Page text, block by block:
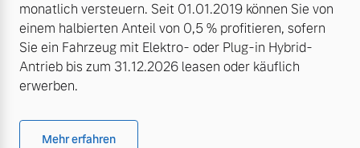
monatlich versteuern. Seit 01.01.2019 können Sie von
einem halbierten Anteil von 0,5 % profitieren, sofern
Sie ein Fahrzeug mit Elektro- oder Plug-in Hybrid-
Antrieb bis zum 31.12.2026 leasen oder käuflich
erwerben.
Mehr erfahren